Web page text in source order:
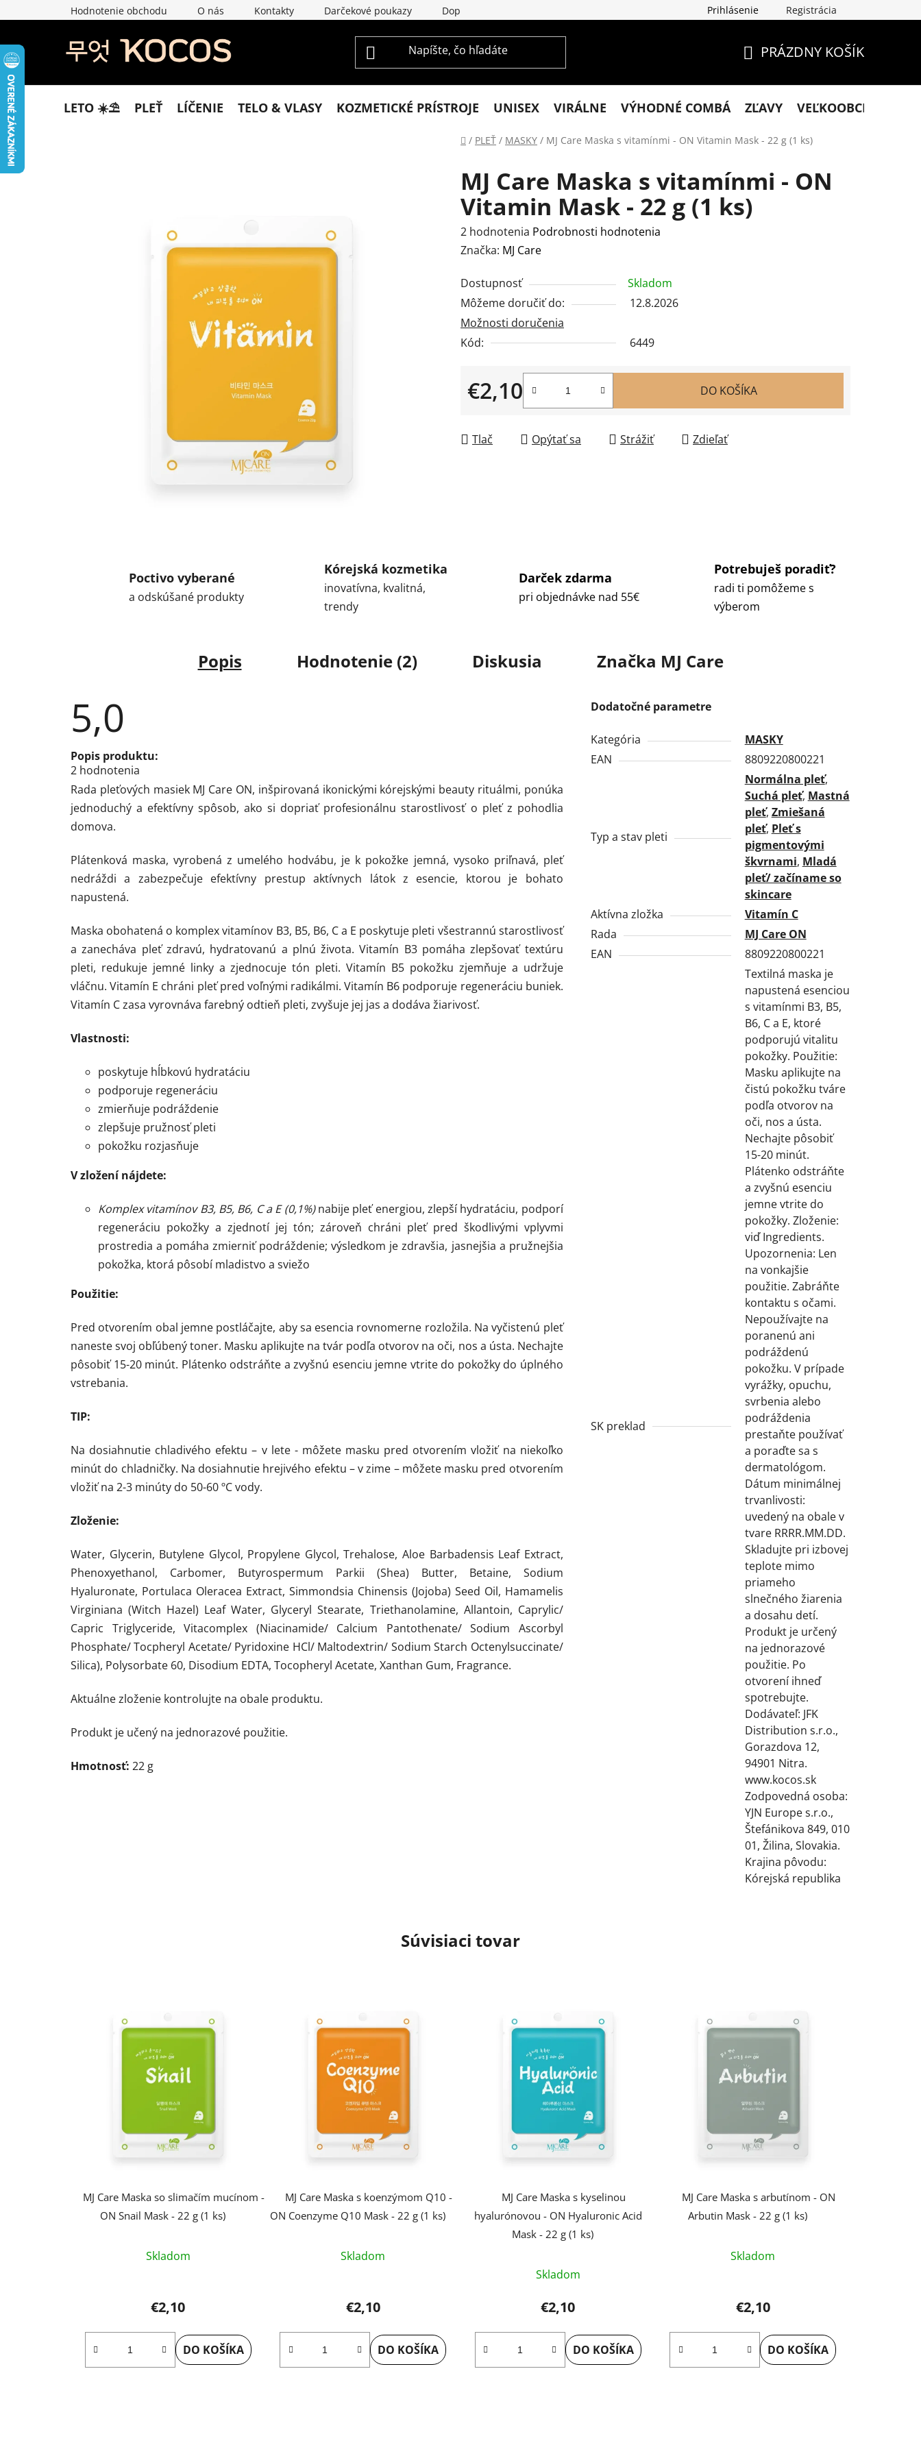
na
Hodnotenie obchodu O nás Kontakty Darčekové poukazy Doprava a platba Podmienky ochrany osobných údajov
Prihlásenie Registrácia
KOŠÍK
PRÁZDNY KOŠÍK
LETO ☀️​⛱️​ PLEŤ LÍČENIE TELO & VLASY KOZMETICKÉ PRÍSTROJE UNISEX VIRÁLNE VÝHODNÉ COMBÁ ZĽAVY VEĽKOOBCHOD
Domov
/ PLEŤ / MASKY / MJ Care Maska s vitamínmi - ON Vitamin Mask - 22 g (1 ks)
MJ Care Maska s vitamínmi - ON
Vitamin Mask - 22 g (1 ks)
Priemerné
hodnotenie
je
5,0
z
5
2 hodnotenia Podrobnosti hodnotenia
Značka: MJ Care
Dostupnosť
Skladom
Môžeme doručiť do:
12.8.2026
Možnosti doručenia
Kód:
6449
€2,10
Jednotková cena:
DO KOŠÍKA
Tlač Opýtať sa Strážiť Zdieľať
Poctivo vyberané
a odskúšané produkty
Kórejská kozmetika
inovatívna, kvalitná,
trendy
Darček zdarma
pri objednávke nad 55€
Potrebuješ poradiť?
radi ti pomôžeme s
výberom
Popis Hodnotenie (2) Diskusia Značka MJ Care
5,0
Priemerné
hodnotenie
produktu
je
5,0
z
5
hviezdičiek.
2 hodnotenia
Popis produktu:
Rada pleťových masiek MJ Care ON, inšpirovaná ikonickými kórejskými beauty rituálmi, ponúka
jednoduchý a efektívny spôsob, ako si dopriať profesionálnu starostlivosť o pleť z pohodlia
domova.
Plátenková maska, vyrobená z umelého hodvábu, je k pokožke jemná, vysoko priľnavá, pleť
nedráždi a zabezpečuje efektívny prestup aktívnych látok z esencie, ktorou je bohato
napustená.
Maska obohatená o komplex vitamínov B3, B5, B6, C a E poskytuje pleti všestrannú starostlivosť
a zanecháva pleť zdravú, hydratovanú a plnú života. Vitamín B3 pomáha zlepšovať textúru
pleti, redukuje jemné linky a zjednocuje tón pleti. Vitamín B5 pokožku zjemňuje a udržuje
vláčnu. Vitamín E chráni pleť pred voľnými radikálmi. Vitamín B6 podporuje regeneráciu buniek.
Vitamín C zasa vyrovnáva farebný odtieň pleti, zvyšuje jej jas a dodáva žiarivosť.
Vlastnosti:
poskytuje hĺbkovú hydratáciu
podporuje regeneráciu
zmierňuje podráždenie
zlepšuje pružnosť pleti
pokožku rozjasňuje
V zložení nájdete:
Komplex vitamínov B3, B5, B6, C a E (0,1%)nabije pleť energiou, zlepší hydratáciu, podporí
regeneráciu pokožky a zjednotí jej tón; zároveň chráni pleť pred škodlivými vplyvmi
prostredia a pomáha zmierniť podráždenie; výsledkom je zdravšia, jasnejšia a pružnejšia
pokožka, ktorá pôsobí mladistvo a sviežo
Použitie:
Pred otvorením obal jemne postláčajte, aby sa esencia rovnomerne rozložila. Na vyčistenú pleť
naneste svoj obľúbený toner. Masku aplikujte na tvár podľa otvorov na oči, nos a ústa. Nechajte
pôsobiť 15-20 minút. Plátenko odstráňte a zvyšnú esenciu jemne vtrite do pokožky do úplného
vstrebania.
TIP:
Na dosiahnutie chladivého efektu – v lete - môžete masku pred otvorením vložiť na niekoľko
minút do chladničky. Na dosiahnutie hrejivého efektu – v zime – môžete masku pred otvorením
vložiť na 2-3 minúty do 50-60 ºC vody.
Zloženie:
Water, Glycerin, Butylene Glycol, Propylene Glycol, Trehalose, Aloe Barbadensis Leaf Extract,
Phenoxyethanol, Carbomer, Butyrospermum Parkii (Shea) Butter, Betaine, Sodium
Hyaluronate, Portulaca Oleracea Extract, Simmondsia Chinensis (Jojoba) Seed Oil, Hamamelis
Virginiana (Witch Hazel) Leaf Water, Glyceryl Stearate, Triethanolamine, Allantoin, Caprylic/
Capric Triglyceride, Vitacomplex (Niacinamide/ Calcium Pantothenate/ Sodium Ascorbyl
Phosphate/ Tocpheryl Acetate/ Pyridoxine HCl/ Maltodextrin/ Sodium Starch Octenylsuccinate/
Silica), Polysorbate 60, Disodium EDTA, Tocopheryl Acetate, Xanthan Gum, Fragrance.
Aktuálne zloženie kontrolujte na obale produktu.
Produkt je učený na jednorazové použitie.
Hmotnosť: 22 g
Dodatočné parametre
Kategória
MASKY
EAN
8809220800221
Typ a stav pleti
Normálna pleť,
Suchá pleť, Mastná
pleť, Zmiešaná
pleť, Pleť s
pigmentovými
škvrnami, Mladá
pleť/ začíname so
skincare
Aktívna zložka
Vitamín C
Rada
MJ Care ON
EAN
8809220800221
SK preklad
Textilná maska je
napustená esenciou
s vitamínmi B3, B5,
B6, C a E, ktoré
podporujú vitalitu
pokožky. Použitie:
Masku aplikujte na
čistú pokožku tváre
podľa otvorov na
oči, nos a ústa.
Nechajte pôsobiť
15-20 minút.
Plátenko odstráňte
a zvyšnú esenciu
jemne vtrite do
pokožky. Zloženie:
viď Ingredients.
Upozornenia: Len
na vonkajšie
použitie. Zabráňte
kontaktu s očami.
Nepoužívajte na
poranenú ani
podráždenú
pokožku. V prípade
vyrážky, opuchu,
svrbenia alebo
podráždenia
prestaňte používať
a poraďte sa s
dermatológom.
Dátum minimálnej
trvanlivosti:
uvedený na obale v
tvare RRRR.MM.DD.
Skladujte pri izbovej
teplote mimo
priameho
slnečného žiarenia
a dosahu detí.
Produkt je určený
na jednorazové
použitie. Po
otvorení ihneď
spotrebujte.
Dodávateľ: JFK
Distribution s.r.o.,
Gorazdova 12,
94901 Nitra.
www.kocos.sk
Zodpovedná osoba:
YJN Europe s.r.o.,
Štefánikova 849, 010
01, Žilina, Slovakia.
Krajina pôvodu:
Kórejská republika
Súvisiaci tovar
MJ Care Maska so slimačím mucínom -
ON Snail Mask - 22 g (1 ks)
Skladom
€2,10
DO KOŠÍKA
MJ Care Maska s koenzýmom Q10 -
ON Coenzyme Q10 Mask - 22 g (1 ks)
Skladom
€2,10
DO KOŠÍKA
MJ Care Maska s kyselinou
hyalurónovou - ON Hyaluronic Acid
Mask - 22 g (1 ks)
Skladom
€2,10
DO KOŠÍKA
MJ Care Maska s arbutínom - ON
Arbutin Mask - 22 g (1 ks)
Skladom
€2,10
DO KOŠÍKA